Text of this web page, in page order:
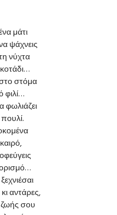
μάτι
ψάχνεις
νύχτα
στόμα
φιλί…
φωλιάζει
αντάρες,
ζωής σου